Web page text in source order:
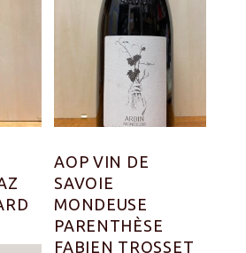
AOP VIN DE
SAVOIE
MONDEUSE
PARENTHÈSE
FABIEN TROSSET